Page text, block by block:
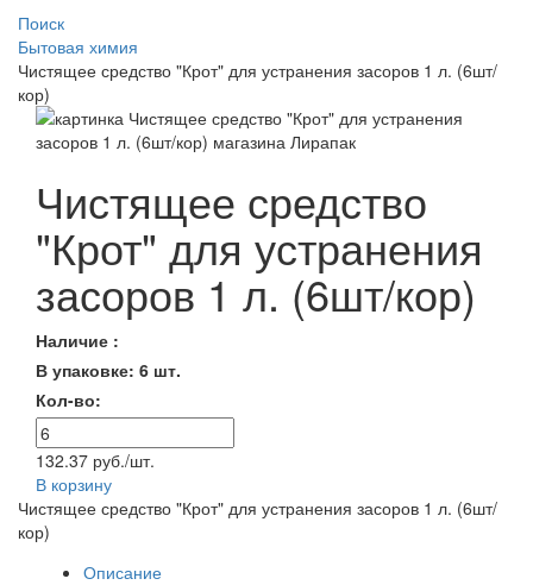
Поиск
Бытовая химия
Чистящее средство "Крот" для устранения засоров 1 л. (6шт/
кор)
Чистящее средство
"Крот" для устранения
засоров 1 л. (6шт/кор)
Наличие :
В упаковке: 6 шт.
Кол-во:
132.37 руб./шт.
В корзину
Чистящее средство "Крот" для устранения засоров 1 л. (6шт/
кор)
Описание